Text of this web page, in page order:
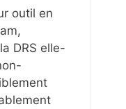
outil en
DRS elle-